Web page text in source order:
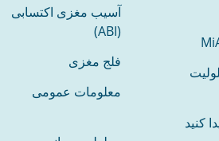
کنید
آسیب مغزی اکتسابی
(ABI)
فلج مغزی
معلومات عمومی